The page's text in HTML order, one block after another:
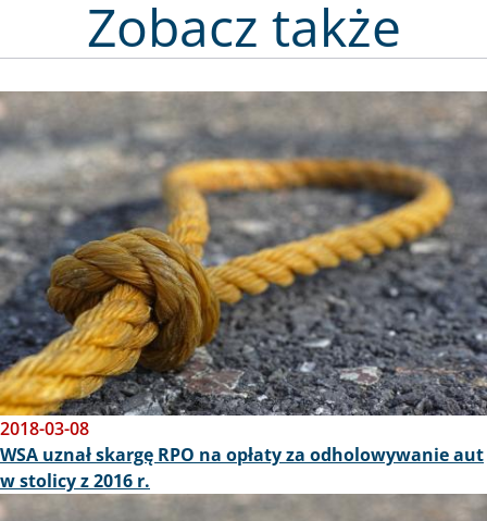
Zobacz także
Obraz
2018-03-08
WSA uznał skargę RPO na opłaty za odholowywanie aut
w stolicy z 2016 r.
Obraz